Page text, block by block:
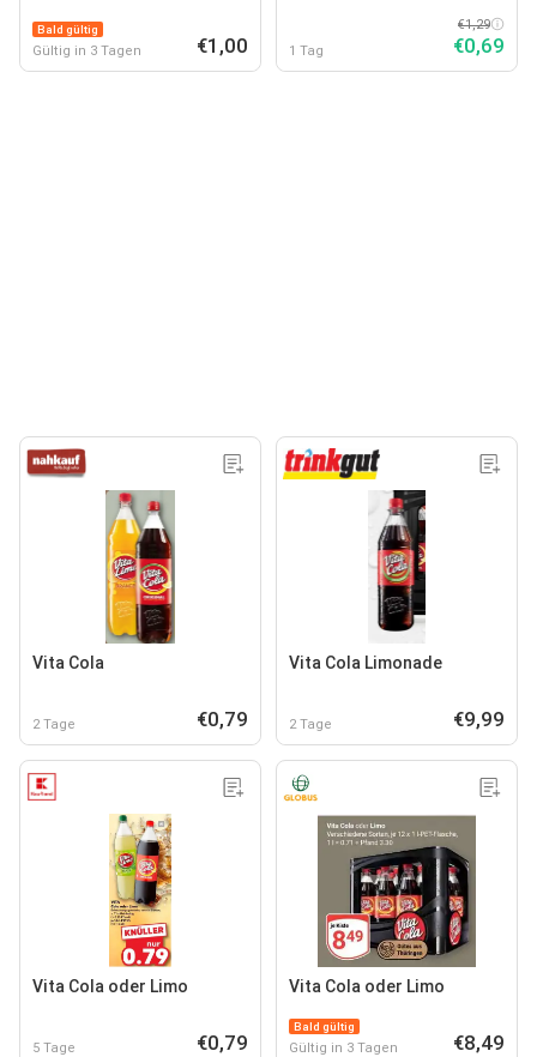
Bald gültig
Gültig in 3 Tagen €1,00 1 Tag
€1,29
€0,69
Vita Cola
2 Tage €0,79
Vita Cola Limonade
2 Tage €9,99
Vita Cola oder Limo
5 Tage €0,79
Vita Cola oder Limo
Bald gültig
Gültig in 3 Tagen €8,49